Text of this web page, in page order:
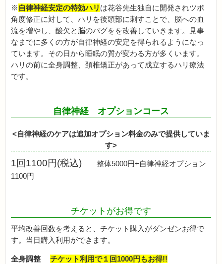
※ 自律神経安定の特効ハリ は花谷先生独自に開発されツボ
角度修正に対して、ハリを後頭部に刺すことで、脳への血
流を増やし、酸欠と脳のバグをを改善していきます。見事
なまでに多くの方が自律神経の安定を得られるようになっ
ています。その日から睡眠の質が変わる方が多くいます。
ハリの前に全身調整、頚椎矯正があって成立するハリ療法
です。
自律神経 オプションコース
<自律神経のケアは追加オプション料金のみで提供していま
す>
1回1100円(税込) 整体5000円+自律神経オプション
1100円
チケットがお得です
平均改善回数を考えると、チケット購入がダンゼンお得で
す。当日購入利用ができます。
全身調整チケット利用で１回1000円もお得!!